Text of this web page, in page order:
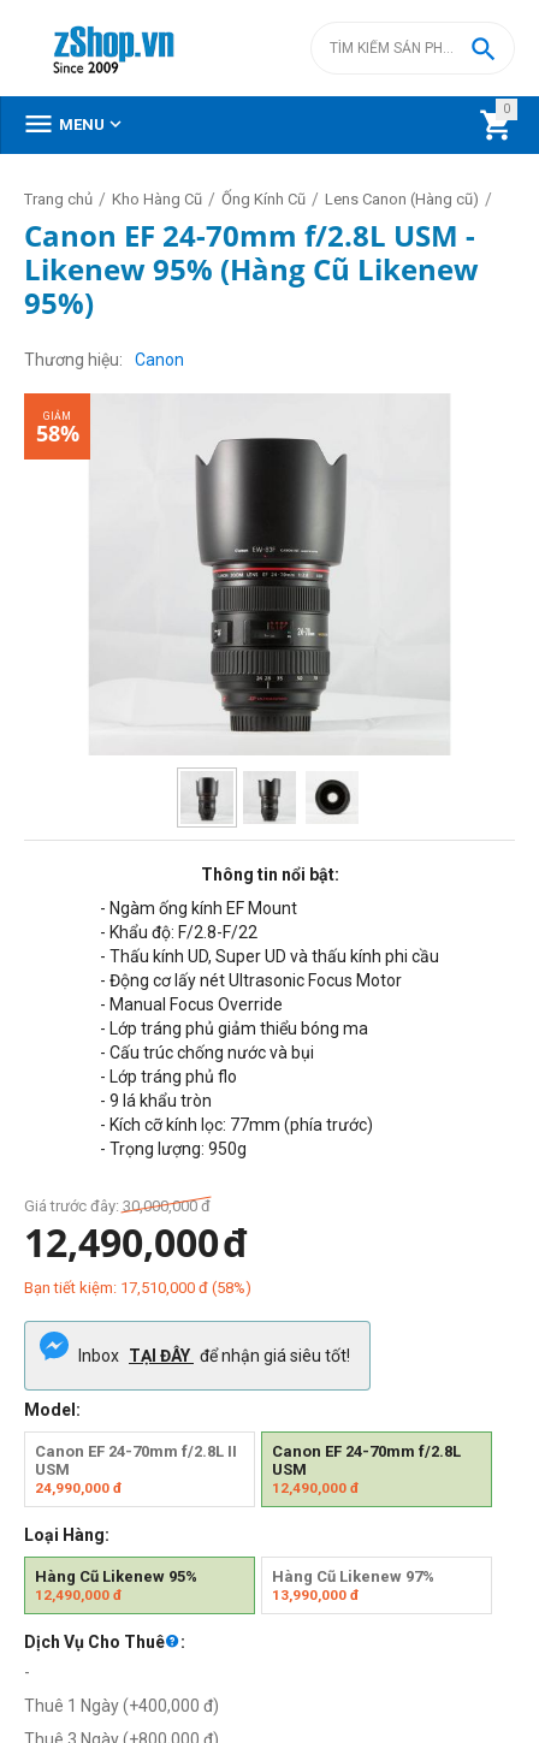
0


 MENU 
Trang chủ / Kho Hàng Cũ / Ống Kính Cũ / Lens Canon (Hàng cũ) /
Canon EF 24-70mm f/2.8L USM -
Likenew 95% (Hàng Cũ Likenew
95%)
Thương hiệu Canon
Thông tin nổi bật:
- Ngàm ống kính EF Mount
- Khẩu độ: F/2.8-F/22
- Thấu kính UD, Super UD và thấu kính phi cầu
- Động cơ lấy nét Ultrasonic Focus Motor
- Manual Focus Override
- Lớp tráng phủ giảm thiểu bóng ma
- Cấu trúc chống nước và bụi
- Lớp tráng phủ flo
- 9 lá khẩu tròn
- Kích cỡ kính lọc: 77mm (phía trước)
- Trọng lượng: 950g
Giá trước đây: 30,000,000 đ
12,490,000đ
Bạn tiết kiệm: 17,510,000 đ (58%)
Inbox TẠI ĐÂY để nhận giá siêu tốt!
Model:
Canon EF 24-70mm f/2.8L II
USM
24,990,000 đ
Canon EF 24-70mm f/2.8L
USM
12,490,000đ
Loại Hàng:
Hàng Cũ Likenew 95%
12,490,000 đ
Hàng Cũ Likenew 97%
13,990,000đ
Dịch Vụ Cho Thuê
:
-
Thuê 1 Ngày (+400,000 đ)
Thuê 3 Ngày (+800,000 đ)